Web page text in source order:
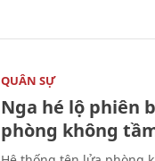
QUÂN SỰ
Nga hé lộ phiên
phòng không